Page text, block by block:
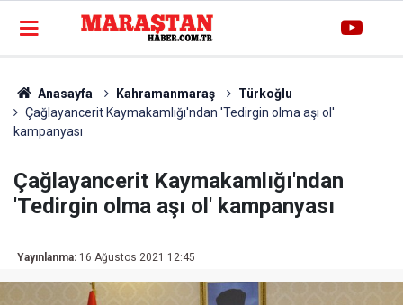
Anasayfa Kahramanmaraş
Türkoğlu
Çağlayancerit Kaymakamlığı'ndan 'Tedirgin olma aşı ol'
kampanyası
Çağlayancerit Kaymakamlığı'ndan
'Tedirgin olma aşı ol' kampanyası
Yayınlanma: 16 Ağustos 2021 12:45